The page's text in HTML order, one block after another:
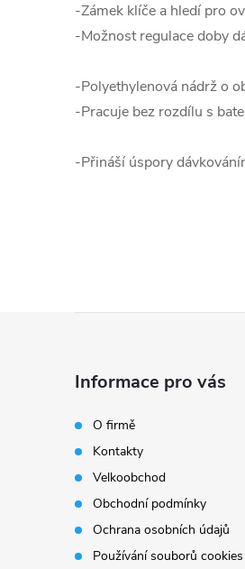
-Zámek klíče a hledí pro
-Možnost regulace doby
-Polyethylenová nádrž o
-Pracuje bez rozdílu s
-Přináší úspory
Informace pro vás
O firmě
Kontakty
Velkoobchod
Obchodní podmínky
Ochrana osobních údajů
Používání souborů cookies